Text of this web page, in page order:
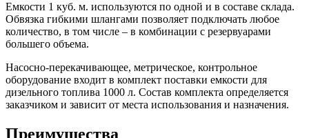
Емкости 1 куб. м. используются по одной и в составе склада.
Обвязка гибкими шлангами позволяет подключать любое
количество, в том числе – в комбинации с резервуарами
большего объема.
Насосно-перекачивающее, метрическое, контрольное
оборудование входит в комплект поставки емкости для
дизельного топлива 1000 л. Состав комплекта определяется
заказчиком и зависит от места использования и назначения.
Преимущества